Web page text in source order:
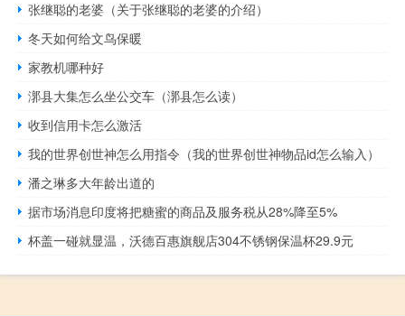
张继聪的老婆（关于张继聪的老婆的介绍）
冬天如何给文鸟保暖
家教机哪种好
漷县大集怎么坐公交车（漷县怎么读）
收到信用卡怎么激活
我的世界创世神怎么用指令（我的世界创世神物品id怎么输入）
潘之琳多大年龄出道的
据市场消息印度将把糖蜜的商品及服务税从28%降至5%
杯盖一碰就显温，沃德百惠旗舰店304不锈钢保温杯29.9元